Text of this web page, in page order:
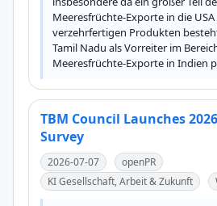
Meeresfrüchte-Exporte in die
verzehrfertigen Produkten
Tamil Nadu als Vorreiter im
Meeresfrüchte-Exporte in Indien
TBM Council Launches
Survey
2026-07-07
openPR
KI Gesellschaft, Arbeit & Zukunft